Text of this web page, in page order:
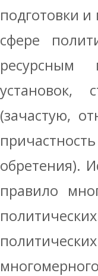
подготовки
сфере
ресурсным
установок,
(зачастую,
обретения).
правило